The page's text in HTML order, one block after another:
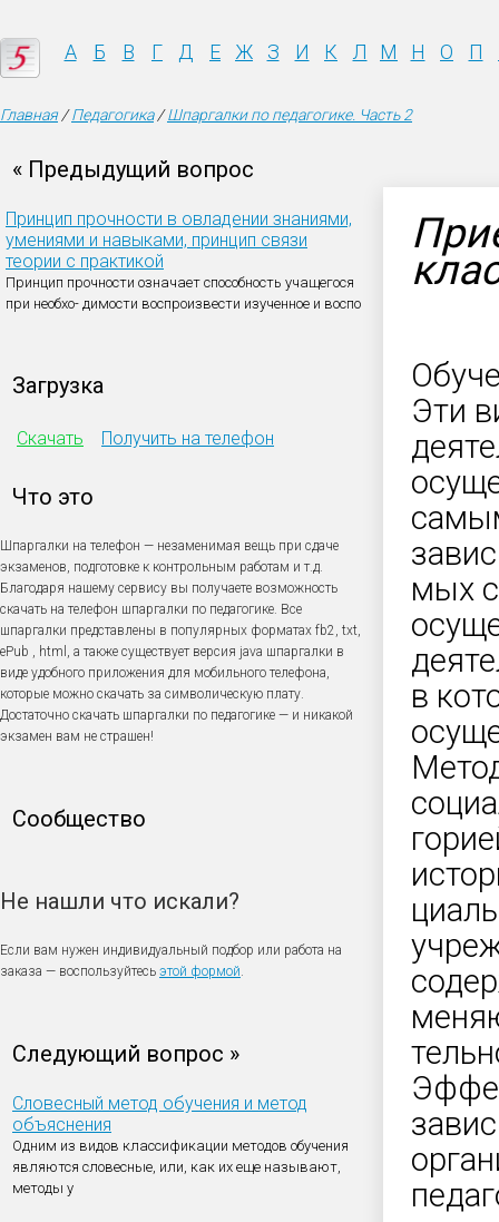
А Б В Г Д Е Ж З И К Л М Н О П
Главная/Педагогика/Шпаргалки по педагогике. Часть 2
« Предыдущий вопрос
Принцип прочности в овладении знаниями,
умениями и навыками, принцип связи
теории с практикой
Принцип прочности означает способность учащегося
при необхо- димости воспроизвести изученное и воспо
Загрузка
Скачать Получить на телефон
Что это
Шпаргалки на телефон — незаменимая вещь при сдаче
экзаменов, подготовке к контрольным работам и т.д.
Благодаря нашему сервису вы получаете возможность
скачать на телефон шпаргалки по педагогике. Все
шпаргалки представлены в популярных форматах fb2, txt,
ePub , html, а также существует версия java шпаргалки в
виде удобного приложения для мобильного телефона,
которые можно скачать за символическую плату.
Достаточно скачать шпаргалки по педагогике — и никакой
экзамен вам не страшен!
Сообщество
Не нашли что искали?
Если вам нужен индивидуальный подбор или работа на
заказа — воспользуйтесь этой формой.
Следующий вопрос »
Словесный метод обучения и метод
объяснения
Одним из видов классификации методов обучения
являются словесные, или, как их еще называют,
методы у
Эти
мых
в